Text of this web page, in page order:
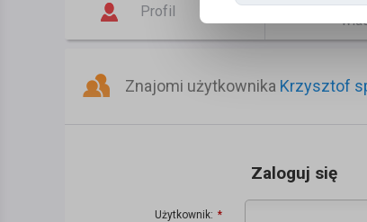
Profil
Znajomi użytkownika Krzysztof
Zaloguj się
Użytkownik: *